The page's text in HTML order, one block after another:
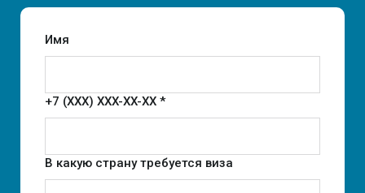
Имя
+7 (XXX) XXX-XX-XX *
В какую страну требуется виза